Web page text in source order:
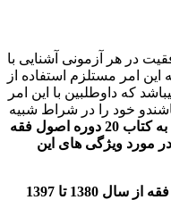
در هر آزمونی آشنایی با
امر مستلزم استفاده از
که داوطلبین با این امر
خود را در شراط شبیه
جهت سهولت مراجعه به کتاب 20 دوره اصول فقه
مورد ویژگی های این
گرداوری 20 دوره سوالات اصول فقه از سال 1380 تا 1397